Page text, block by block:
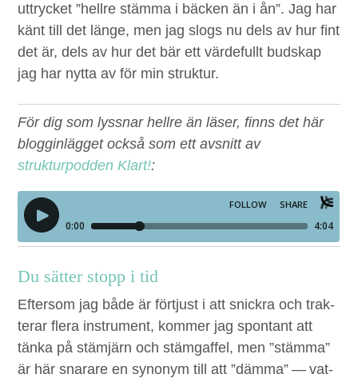
uttryck­et”hellre stäm­ma i bäck­en än i ån”. Jag har
känt till det länge, men jag slogs nu dels av hur fint
det är, dels av hur det bär ett värde­fullt bud­skap
jag har nyt­ta av för min struktur.
För dig som lyssnar hellre än läser, finns det här
blogginlägget också som ett avsnitt av
strukturpodden Klart!:
Du sät­ter stopp i tid
Efter­som jag både är förtjust i att snick­ra och trak­
ter­ar flera instru­ment, kom­mer jag spon­tant att
tän­ka på stämjärn och stäm­gaffel, men”stäm­ma”
är här snarare en syn­onym till att”däm­ma” — vat­